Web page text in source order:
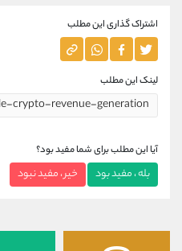
اشتراک گذاری این مطلب
لینک این مطلب
آیا این مطلب برای شما مفید بود؟
بله ، مفید بود خیر ، مفید نبود